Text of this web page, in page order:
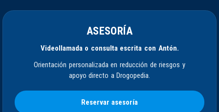
ASESORÍA
Videollamada o consulta escrita con Antón.
Orientación personalizada en reducción de riesgos y
apoyo directo a Drogopedia.
Reservar asesoría